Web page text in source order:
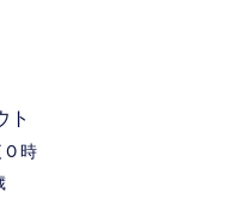
ト
0 時